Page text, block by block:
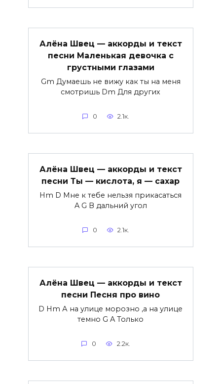
Алёна Швец — аккорды и текст
песни Маленькая девочка с
грустными глазами
Gm Думаешь не вижу как ты на меня
смотришь Dm Для других
0 2.1к.
Алёна Швец — аккорды и текст
песни Ты — кислота, я — сахар
Hm D Мне к тебе нельзя прикасаться
A G В дальний угол
0 2.1к.
Алёна Швец — аккорды и текст
песни Песня про вино
D Hm А на улице морозно ,а на улице
темно G A Только
0 2.2к.